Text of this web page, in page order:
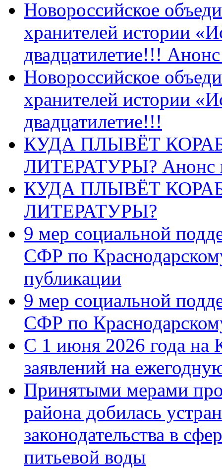
Новороссийское
хранителей истории
двадцатилетие!!!
Новороссийское
хранителей истории
двадцатилетие!!!
КУДА ПЛЫВЁТ
ЛИТЕРАТУРЫ? Анонс
КУДА ПЛЫВЁТ
ЛИТЕРАТУРЫ?
9 мер социальной
СФР по
публикации
9 мер социальной
СФР по
С 1 июня 2026 года на
заявлений на
Принятыми мерами
района добилась
законодательства в
питьевой воды